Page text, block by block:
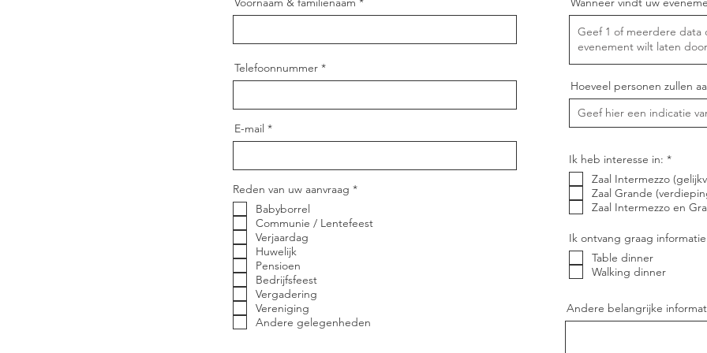
Telefoonnummer
E-mail
Reden van uw aanvraag *V
e
Babyborrel
Communie / Lentefeest
Verjaardag
Huwelijk
Pensioen
Bedrijfsfeest
Vergadering
Vereniging
Andere gelegenheden
Hoeveel personen zullen
Ik heb interesse in: *V
r
e
s
Zaal Intermezzo
Zaal Grande
Zaal Intermezzo en
Ik ontvang graag
Table dinner
Walking dinner
Andere belangrijke